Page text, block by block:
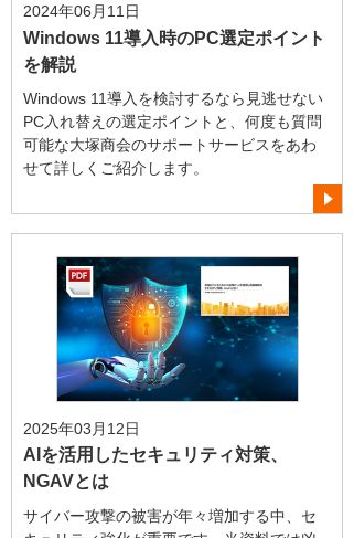
2024年06月11日
Windows 11導入時のPC選定ポイント
を解説
Windows 11導入を検討するなら見逃せない
PC入れ替えの選定ポイントと、何度も質問
可能な大塚商会のサポートサービスをあわ
せて詳しくご紹介します。
2025年03月12日
AIを活用したセキュリティ対策、
NGAVとは
サイバー攻撃の被害が年々増加する中、セ